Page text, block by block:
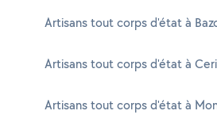
Artisans tout corps d'état à
Artisans tout corps d'état à
Artisans tout corps d'état à